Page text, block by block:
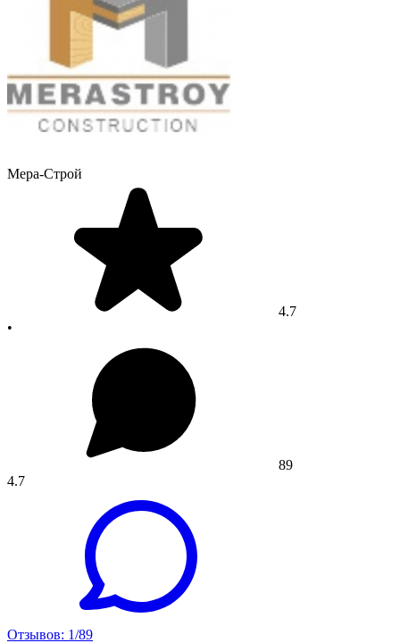
Мера-Строй
4.7
•
89
4.7
Отзывов: 1/89